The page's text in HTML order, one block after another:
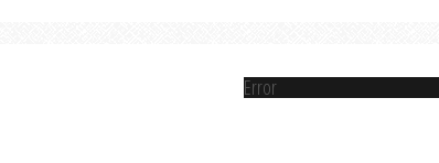
Error